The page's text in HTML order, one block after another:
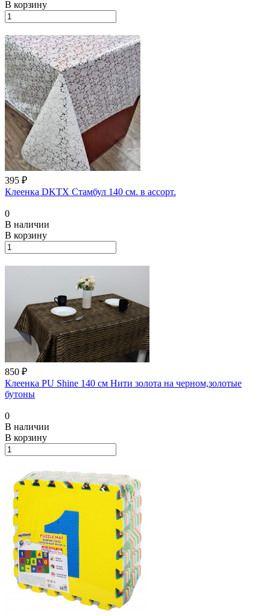
В корзину
395 ₽
Клеенка DKТХ Стамбул 140 см. в ассорт.
0
В наличии
В корзину
850 ₽
Клеенка PU Shine 140 см Нити золота на черном,золотые
бутоны
0
В наличии
В корзину